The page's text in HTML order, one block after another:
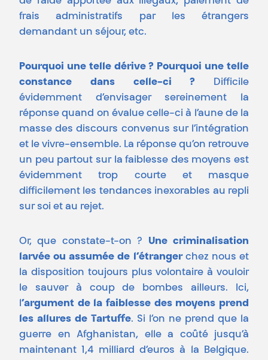
frais administratifs par les étrangers
demandant un séjour, etc.
Pourquoi une telle dérive ? Pourquoi une telle
constance dans celle-ci ? Difficile
évidemment d’envisager sereinement la
réponse quand on évalue celle-ci à l’aune de la
masse des discours convenus sur l’intégration
et le vivre-ensemble. La réponse qu’on retrouve
un peu partout sur la faiblesse des moyens est
évidemment trop courte et masque
difficilement les tendances inexorables au repli
sur soi et au rejet.
Or, que constate-t-on ? Une criminalisation
larvée ou assumée de l’étranger chez nous et
la disposition toujours plus volontaire à vouloir
le sauver à coup de bombes ailleurs. Ici,
l’argument de la faiblesse des moyens prend
les allures de Tartuffe. Si l’on ne prend que la
guerre en Afghanistan, elle a coûté jusqu’à
maintenant 1,4 milliard d’euros à la Belgique.